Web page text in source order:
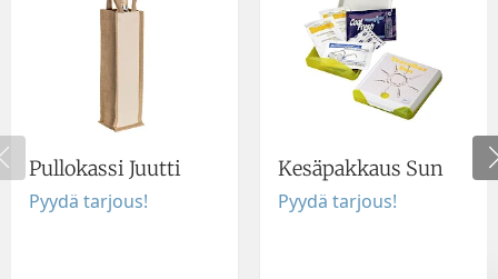
Pullokassi Juutti
Pyydä tarjous!
Kesäpakkaus Sun
Pyydä tarjous!